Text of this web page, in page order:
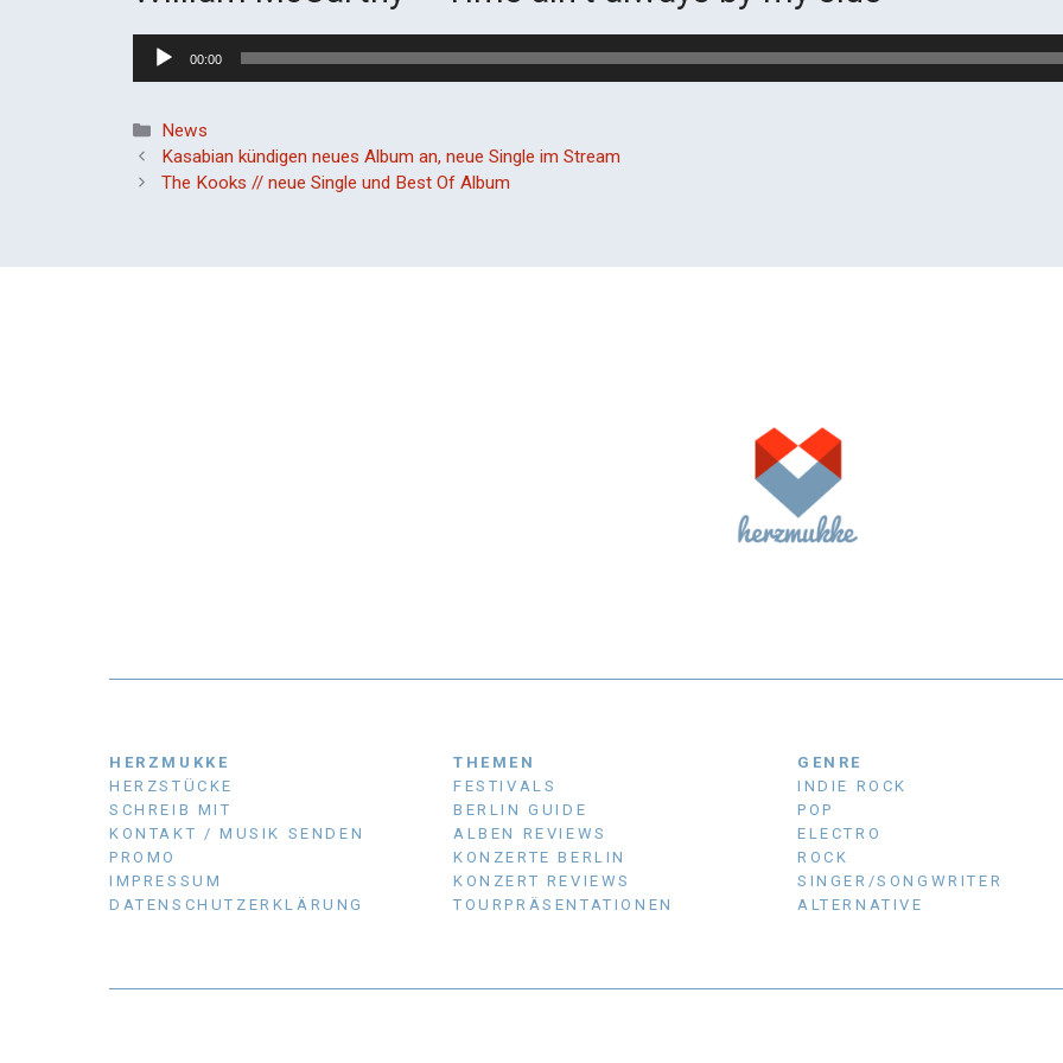
Audio-
Player
00:00
Kategorien
News
Kasabian kündigen neues Album an, neue Single im Stream
The Kooks // neue Single und Best Of Album
HERZMUKKE
HERZSTÜCKE
SCHREIB MIT
KONTAKT / MUSIK SENDEN
PROMO
IMPRESSUM
DATENSCHUTZERKLÄRUNG
THEMEN
FESTIVALS
BERLIN GUIDE
ALBEN REVIEWS
KONZERTE BERLIN
KONZERT REVIEWS
TOURPRÄSENTATIONEN
GENRE
INDIE ROCK
POP
ELECTRO
ROCK
SINGER/SONGWRITER
ALTERNATIVE